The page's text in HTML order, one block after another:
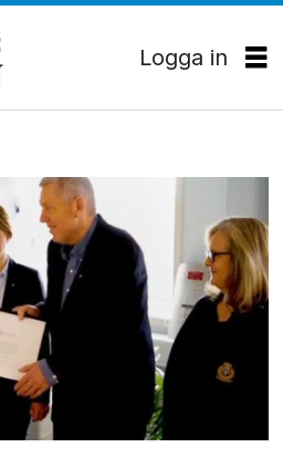
Logga in